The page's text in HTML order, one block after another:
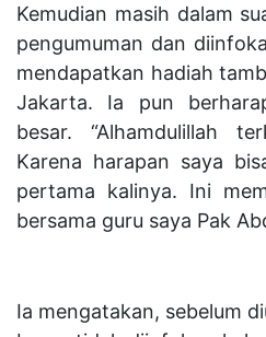
Kemudian masih dalam
pengumuman dan
mendapatkan hadiah
Jakarta. Ia pun
besar. “Alhamdulillah
Karena harapan saya
pertama kalinya. Ini
bersama guru saya Pak
Ia mengatakan, sebelum